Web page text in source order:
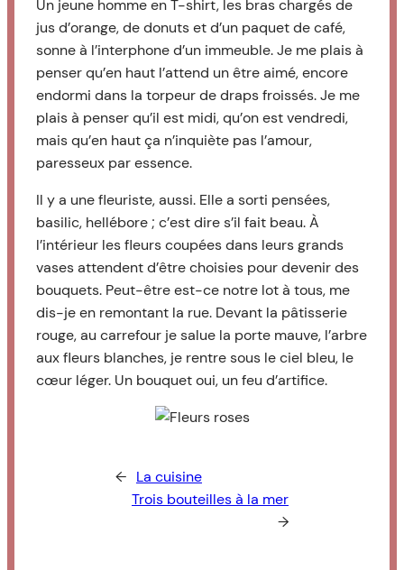
Un jeune homme en T-shirt, les bras chargés de
jus d’orange, de donuts et d’un paquet de café,
sonne à l’interphone d’un immeuble. Je me plais à
penser qu’en haut l’attend un être aimé, encore
endormi dans la torpeur de draps froissés. Je me
plais à penser qu’il est midi, qu’on est vendredi,
mais qu’en haut ça n’inquiète pas l’amour,
paresseux par essence.
Il y a une fleuriste, aussi. Elle a sorti pensées,
basilic, hellébore ; c’est dire s’il fait beau. À
l’intérieur les fleurs coupées dans leurs grands
vases attendent d’être choisies pour devenir des
bouquets. Peut-être est-ce notre lot à tous, me
dis-je en remontant la rue. Devant la pâtisserie
rouge, au carrefour je salue la porte mauve, l’arbre
aux fleurs blanches, je rentre sous le ciel bleu, le
cœur léger. Un bouquet oui, un feu d’artifice.
← La cuisine
Trois bouteilles à la mer
→